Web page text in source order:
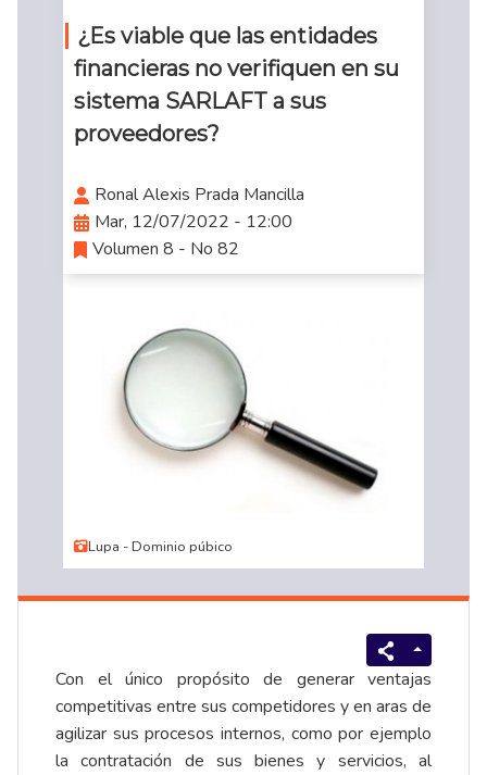
¿Es viable que las entidades
financieras no verifiquen en su
sistema SARLAFT a sus
proveedores?
Ronal Alexis Prada Mancilla
Mar, 12/07/2022 - 12:00
Volumen 8 - No 82
Lupa - Dominio púbico
Con el único propósito de generar ventajas
competitivas entre sus competidores y en aras de
agilizar sus procesos internos, como por ejemplo
la contratación de sus bienes y servicios, al